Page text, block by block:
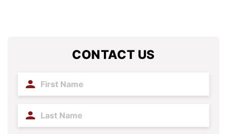
CONTACT US
First
Name
Last
Name